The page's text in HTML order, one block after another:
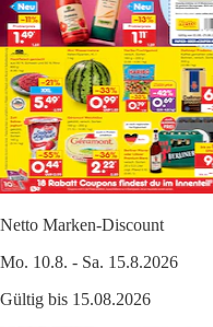
Netto Marken-Discount
Mo. 10.8. - Sa. 15.8.2026
Gültig bis 15.08.2026